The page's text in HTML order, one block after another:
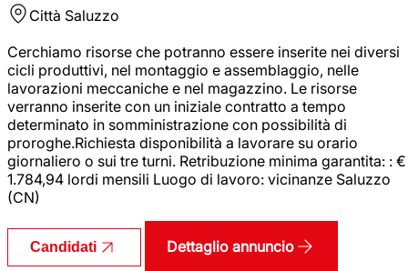
Città Saluzzo
Cerchiamo risorse che potranno essere inserite nei diversi
cicli produttivi, nel montaggio e assemblaggio, nelle
lavorazioni meccaniche e nel magazzino. Le risorse
verranno inserite con un iniziale contratto a tempo
determinato in somministrazione con possibilità di
proroghe.Richiesta disponibilità a lavorare su orario
giornaliero o sui tre turni. Retribuzione minima garantita: : €
1.784,94 lordi mensili Luogo di lavoro: vicinanze Saluzzo
(CN)
Candidati Dettaglio annuncio